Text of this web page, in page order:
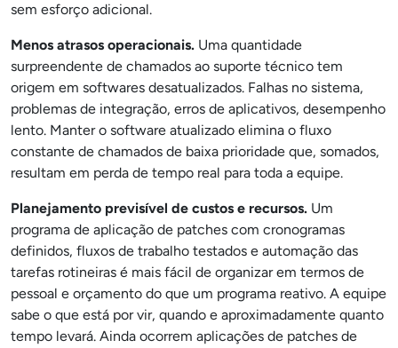
sem esforço adicional.
Menos atrasos operacionais. Uma quantidade
surpreendente de chamados ao suporte técnico tem
origem em softwares desatualizados. Falhas no sistema,
problemas de integração, erros de aplicativos, desempenho
lento. Manter o software atualizado elimina o fluxo
constante de chamados de baixa prioridade que, somados,
resultam em perda de tempo real para toda a equipe.
Planejamento previsível de custos e recursos. Um
programa de aplicação de patches com cronogramas
definidos, fluxos de trabalho testados e automação das
tarefas rotineiras é mais fácil de organizar em termos de
pessoal e orçamento do que um programa reativo. A equipe
sabe o que está por vir, quando e aproximadamente quanto
tempo levará. Ainda ocorrem aplicações de patches de